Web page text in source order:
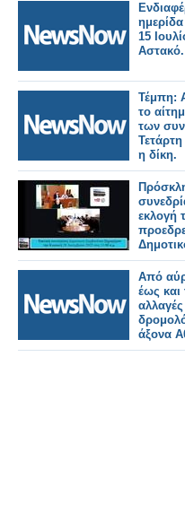
15
Αστακό.
Τέμπη:
το
των
Τετάρτη
η δίκη.
εκλογή
την
Από
έως και
άξονα